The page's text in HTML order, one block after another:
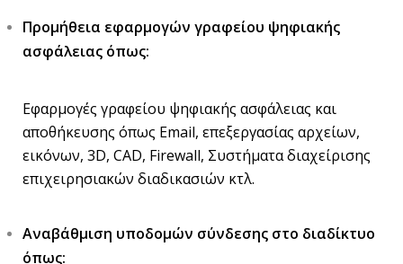
Προμήθεια εφαρμογών γραφείου ψηφιακής
ασφάλειας όπως:
Εφαρμογές γραφείου ψηφιακής ασφάλειας και
αποθήκευσης όπως Email, επεξεργασίας αρχείων,
εικόνων, 3D, CAD, Firewall, Συστήματα διαχείρισης
επιχειρησιακών διαδικασιών κτλ.
Αναβάθμιση υποδομών σύνδεσης στο διαδίκτυο
όπως: